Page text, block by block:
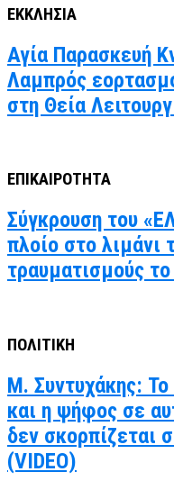
ΕΚΚΛΗΣΙΑ
Αγία Παρασκευή
Λαμπρός
στη Θεία
ΕΠΙΚΑΙΡΟΤΗΤΑ
Σύγκρουση του
πλοίο στο λιμάνι
τραυματισμούς
ΠΟΛΙΤΙΚΗ
Μ. Συντυχάκης: Το
και η ψήφος σε
δεν σκορπίζεται
(VIDEO)